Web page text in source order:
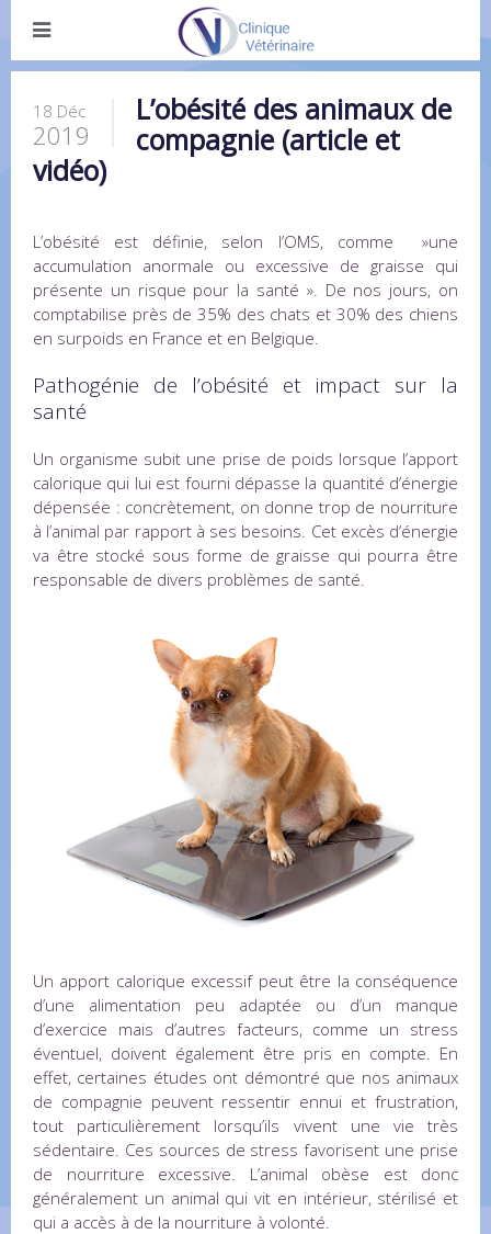
18 Déc
2019
L’obésité des animaux de
compagnie (article et
vidéo)
L’obésité est définie, selon l’OMS, comme »une
accumulation anormale ou excessive de graisse qui
présente un risque pour la santé ». De nos jours, on
comptabilise près de 35% des chats et 30% des chiens
en surpoids en France et en Belgique.
Pathogénie de l’obésité et impact sur la
santé
Un organisme subit une prise de poids lorsque l’apport
calorique qui lui est fourni dépasse la quantité d’énergie
dépensée : concrètement, on donne trop de nourriture
à l’animal par rapport à ses besoins. Cet excès d’énergie
va être stocké sous forme de graisse qui pourra être
responsable de divers problèmes de santé.
Un apport calorique excessif peut être la conséquence
d’une alimentation peu adaptée ou d’un manque
d’exercice mais d’autres facteurs, comme un stress
éventuel, doivent également être pris en compte. En
effet, certaines études ont démontré que nos animaux
de compagnie peuvent ressentir ennui et frustration,
tout particulièrement lorsqu’ils vivent une vie très
sédentaire. Ces sources de stress favorisent une prise
de nourriture excessive. L’animal obèse est donc
généralement un animal qui vit en intérieur, stérilisé et
qui a accès à de la nourriture à volonté.